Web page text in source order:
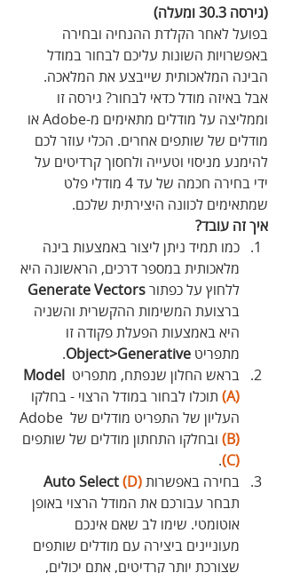
(גירסה 30.3 ומעלה)
בפועל לאחר הקלדת ההנחיה ובחירה
באפשרויות השונות עליכם לבחור במודל
הבינה המלאכותית שייבצע את המלאכה.
אבל באיזה מודל כדאי לבחור? גירסה זו
וממליצה על מודלים מתאימים מ-Adobe או
מודלים של שותפים אחרים. הכלי עוזר לכם
להימנע מניסוי וטעייה ולחסוך קרדיטים על
ידי בחירה חכמה של עד 4 מודלי פלט
שמתאימים לכוונה היצירתית שלכם.
איך זה עובד?
כמו תמיד ניתן ליצור באמצעות בינה
מלאכותית במספר דרכים, הראשונה היא
ללחוץ על כפתור Generate Vectors
ברצועת המשימות ההקשרית והשניה
היא באמצעות הפעלת פקודה זו
מתפריט
.
בראש החלון שנפתח, מתפריט Model
(A) תוכלו לבחור במודל הרצוי - בחלקו
העליון של התפריט מודלים של Adobe
(B) ובחלקו התחתון מודלים של שותפים
(C)
.
בחירה באפשרות
AutoSelect(D)
תבחר עבורכם את המודל הרצוי באופן
אוטומטי. שימו לב שאם אינכם
מעוניינים ביצירה עם מודלים שותפים
שצורכת יותר קרדיטים, אתם יכולים,